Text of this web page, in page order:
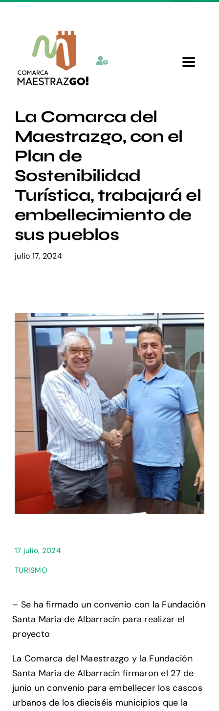
Toggle
Quienes somos
Departamentos
Actualidad
Setas
La Comarca del
Maestrazgo, con el
Plan de
Sostenibilidad
Turística, trabajará el
embellecimiento de
sus pueblos
julio 17, 2024
17 julio, 2024
TURISMO
– Se ha firmado un convenio con la Fundación
Santa María de Albarracín para realizar el
proyecto
La Comarca del Maestrazgo y la Fundación
Santa María de Albarracín firmaron el 27 de
junio un convenio para embellecer los cascos
urbanos de los dieciséis municipios que la